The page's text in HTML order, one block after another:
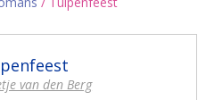
van den Berg